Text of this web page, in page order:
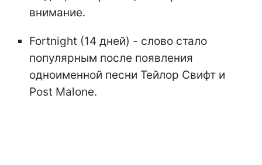
внимание.
Fortnight (14 дней) - слово стало
популярным после появления
одноименной песни Тейлор Свифт и
Post Malone.